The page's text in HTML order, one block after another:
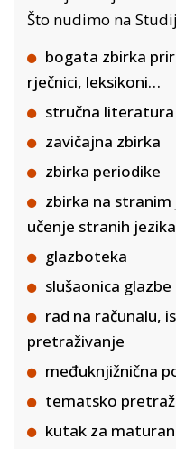
Što nudimo na
bogata zbirka
rječnici, leksikoni…
stručna literatura
zavičajna zbirka
zbirka periodike
zbirka na
učenje stranih jezika
glazboteka
slušaonica glazbe
rad na računalu,
pretraživanje
međuknjižnična
tematsko
kutak za